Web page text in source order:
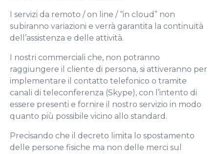
I servizi da remoto / on line / “in cloud” non
subiranno variazioni e verrà garantita la continuità
dell’assistenza e delle attività.
I nostri commerciali che, non potranno
raggiungere il cliente di persona, si attiveranno per
implementare il contatto telefonico o tramite
canali di teleconferenza (Skype), con l’intento di
essere presenti e fornire il nostro servizio in modo
quanto più possibile vicino allo standard.
Precisando che il decreto limita lo spostamento
delle persone fisiche ma non delle merci sul